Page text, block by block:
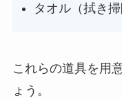
タオル（拭き掃
これらの道具を用
ょう。